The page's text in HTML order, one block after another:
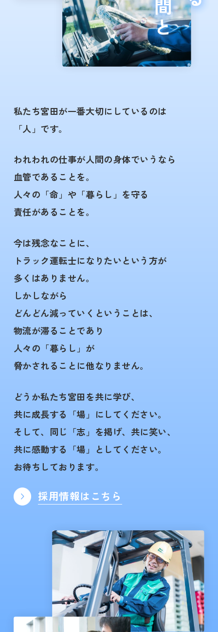
私たち宮田が一番大切にしているのは
「人」です。
われわれの仕事が人間の身体でいうなら
血管であることを。
人々の「命」や「暮らし」を守る
責任があることを。
今は残念なことに、
トラック運転士になりたいという方が
多くはありません。
しかしながら
どんどん減っていくということは、
物流が滞ることであり
人々の「暮らし」が
脅かされることに他なりません。
どうか私たち宮田を共に学び、
共に成長する「場」にしてください。
そして、同じ「志」を掲げ、共に笑い、
共に感動する「場」としてください。
お待ちしております。
採用情報はこちら